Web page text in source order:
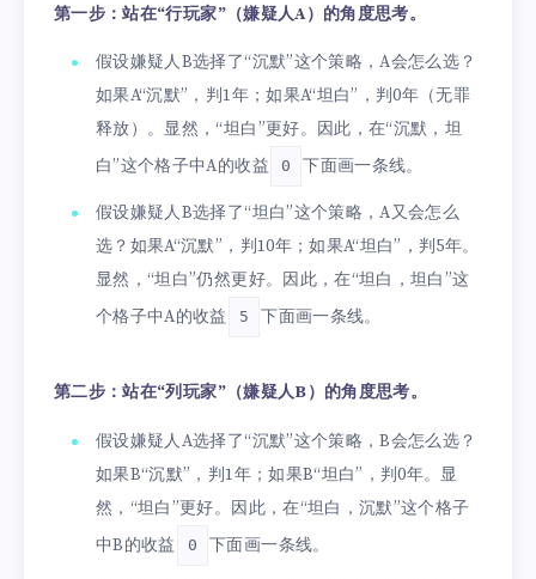
第一步：站在“行玩家”（嫌疑人A）的角度思考。
假设嫌疑人B选择了“沉默”这个策略，A会怎么选？
如果A“沉默”，判1年；如果A“坦白”，判0年（无罪
释放）。显然，“坦白”更好。因此，在“沉默，坦
白”这个格子中A的收益
0 下面画一条线。
假设嫌疑人B选择了“坦白”这个策略，A又会怎么
选？如果A“沉默”，判10年；如果A“坦白”，判5年。
显然，“坦白”仍然更好。因此，在“坦白，坦白”这
个格子中A的收益
5 下面画一条线。
第二步：站在“列玩家”（嫌疑人B）的角度思考。
假设嫌疑人A选择了“沉默”这个策略，B会怎么选？
如果B“沉默”，判1年；如果B“坦白”，判0年。显
然，“坦白”更好。因此，在“坦白，沉默”这个格子
中B的收益
0 下面画一条线。